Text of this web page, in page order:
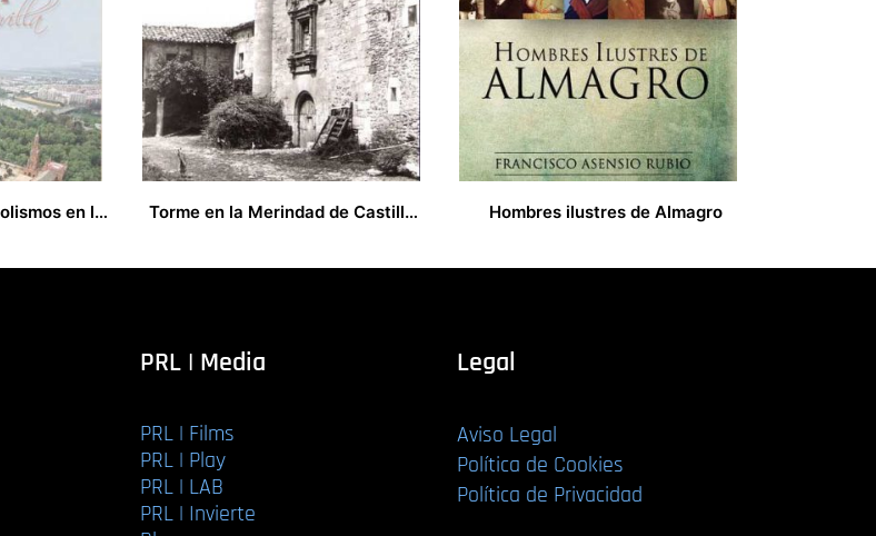
Idea, lenguaje y simbolismos en la Plaza de España de Sevilla Torme en la Merindad de Castilla la Vieja Hombres ilustres de Almagro
PRL | Media
PRL | Films
PRL | Play
PRL | LAB
PRL | Invierte
Legal
Aviso Legal
Política de Cookies
Política de Privacidad